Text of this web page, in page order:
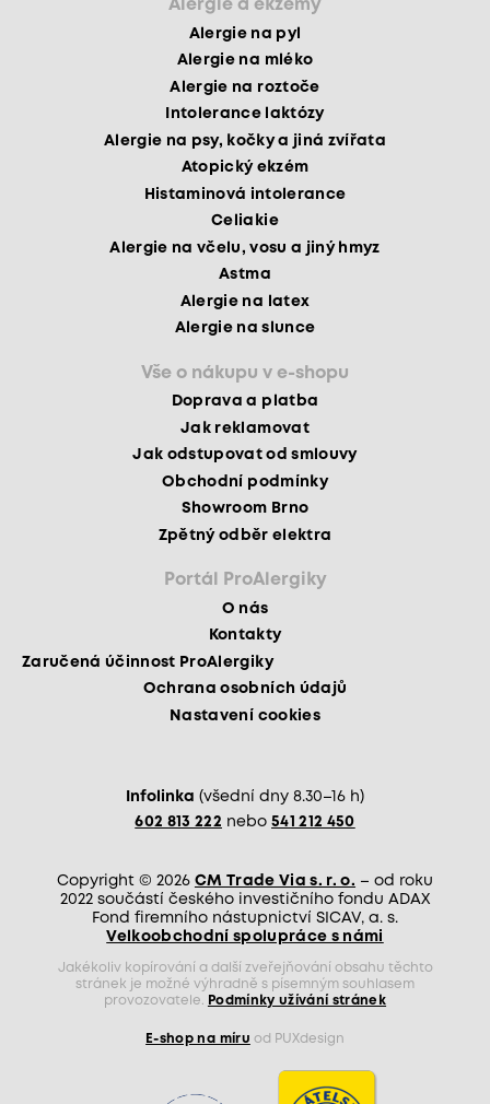
Alergie a ekzémy
Alergie na pyl
Alergie na mléko
Alergie na roztoče
Intolerance laktózy
Alergie na psy, kočky a jiná zvířata
Atopický ekzém
Histaminová intolerance
Celiakie
Alergie na včelu, vosu a jiný hmyz
Astma
Alergie na latex
Alergie na slunce
Vše o nákupu v e-shopu
Doprava a platba
Jak reklamovat
Jak odstupovat od smlouvy
Obchodní podmínky
Showroom Brno
Zpětný odběr elektra
Portál ProAlergiky
O nás
Kontakty
Zaručená účinnost ProAlergiky
Ochrana osobních údajů
Nastavení cookies
Infolinka (všední dny 8.30–16 h)
602 813 222 nebo 541 212 450
Copyright © 2026 CM Trade Via s. r. o. – od roku
2022 součástí českého investičního fondu ADAX
Fond firemního nástupnictví SICAV, a. s.
Velkoobchodní spolupráce s námi
Jakékoliv kopírování a další zveřejňování obsahu těchto
stránek je možné výhradně s písemným souhlasem
provozovatele.
Podmínky užívání stránek
E-shop na míru od PUXdesign